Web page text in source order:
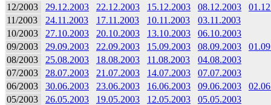
12/2003 29.12.2003 22.12.2003 15.12.2003 08.12.2003
11/2003
24.11.2003 17.11.2003 10.11.2003
03.11.2003
10/2003
27.10.2003 20.10.2003 13.10.2003
06.10.2003
09/2003
29.09.2003 22.09.2003 15.09.2003 08.09.2003
08/2003
25.08.2003 18.08.2003 11.08.2003
04.08.2003
07/2003
28.07.2003 21.07.2003 14.07.2003
07.07.2003
06/2003
30.06.2003 23.06.2003 16.06.2003 09.06.2003
05/2003
26.05.2003 19.05.2003 12.05.2003
05.05.2003